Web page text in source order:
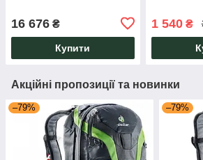
16 676 ₴
Купити
1 540₴
Акційні пропозиції та новинки
–79% –79%